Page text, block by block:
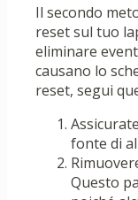
Il secondo
reset sul tuo
eliminare
causano lo
reset, segui
fonte di
Questo